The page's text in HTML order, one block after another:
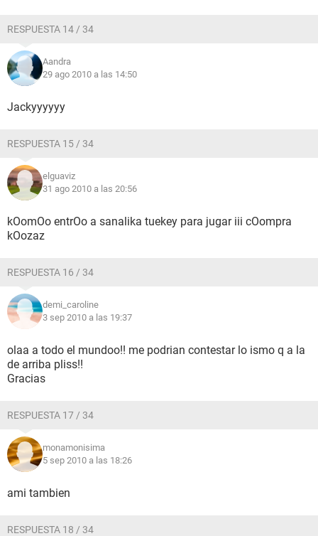
RESPUESTA 14 / 34
Aandra
29 ago 2010 a las 14:50
Jackyyyyyy
RESPUESTA 15 / 34
elguaviz
31 ago 2010 a las 20:56
kOomOo entrOo a sanalika tuekey para jugar iii cOompra
kOozaz
RESPUESTA 16 / 34
demi_caroline
3 sep 2010 a las 19:37
olaa a todo el mundoo!! me podrian contestar lo ismo q a la
de arriba pliss!!
Gracias
RESPUESTA 17 / 34
monamonisima
5 sep 2010 a las 18:26
ami tambien
RESPUESTA 18 / 34